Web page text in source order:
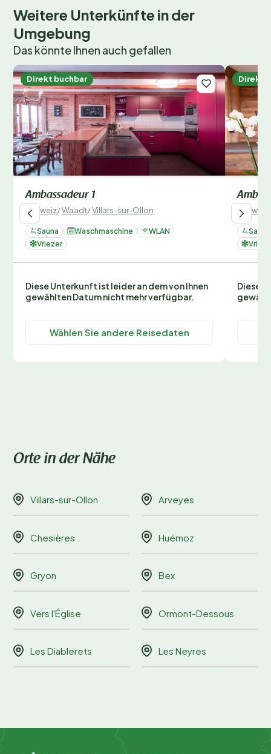
Weitere Unterkünfte in der
Umgebung
Das könnte Ihnen auch gefallen
Direkt buchbar
Ambassadeur 1
Schweiz/Waadt/Villars-sur-Ollon
Sauna Waschmaschine
WLAN
Vriezer
Diese Unterkunft ist leider an dem von Ihnen
gewählten Datum nicht mehr verfügbar.
Wählen Sie andere Reisedaten
Direkt
Schweiz
Sauna
Diese
Orte in der Nähe
Villars-sur-Ollon Arveyes
Chesières Huémoz
Gryon Bex
Vers l'Église Ormont-Dessous
Les Diablerets Les Neyres